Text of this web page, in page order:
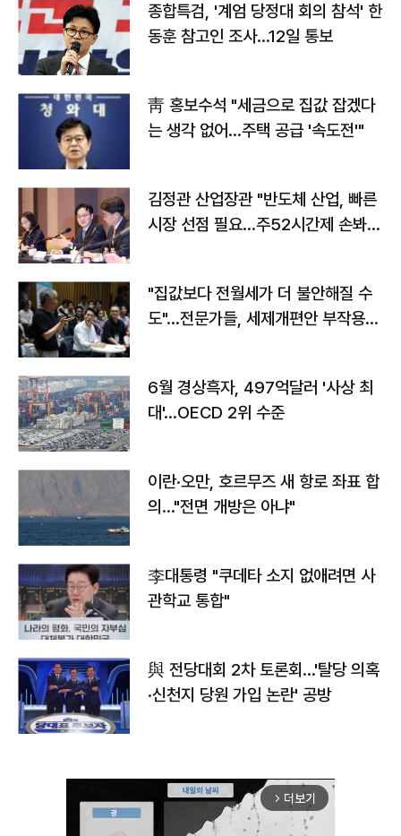
종합특검, '계엄 당정대 회의 참석' 한
동훈 참고인 조사...12일 통보
靑 홍보수석 "세금으로 집값 잡겠다
는 생각 없어…주택 공급 '속도전'"
김정관 산업장관 "반도체 산업, 빠른
시장 선점 필요…주52시간제 손봐
"집값보다 전월세가 더 불안해질 수
도"…전문가들, 세제개편안 부작용
6월 경상흑자, 497억달러 '사상 최
대'…OECD 2위 수준
이란·오만, 호르무즈 새 항로 좌표 합
의…"전면 개방은 아냐"
李대통령 "쿠데타 소지 없애려면 사
관학교 통합"
與 전당대회 2차 토론회…'탈당 의혹
·신천지 당원 가입 논란' 공방
arrow_forward_ios 더보기